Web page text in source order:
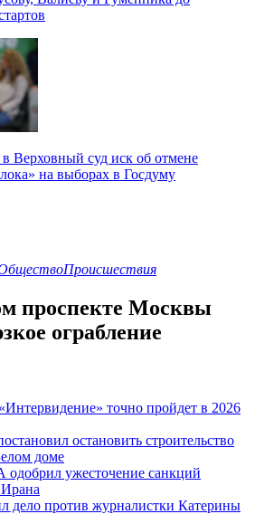
Верховный суд иск об отмене
на выборах в Госдуму
Происшествия
проспекте Москвы
ограбление
точно пройдет в 2026
остановить строительство
доме
ужесточение санкций
дело против журналистки Катерины